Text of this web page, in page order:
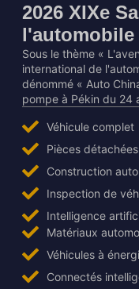
2026 XIXe
l'automobile
Sous le thème «
international de
dénommé « Auto
pompe à Pékin du 24
Véhicule complet
Pièces
Construction
Inspection de
Intelligence
Matériaux
Véhicules à
Connectés